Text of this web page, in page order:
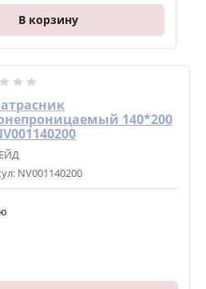
В корзину
140*200
NV001140200